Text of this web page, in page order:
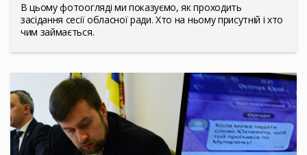
В цьому фотоогляді ми показуємо, як проходить
засідання сесії обласної ради. Хто на ньому присутній і хто
чим займається.